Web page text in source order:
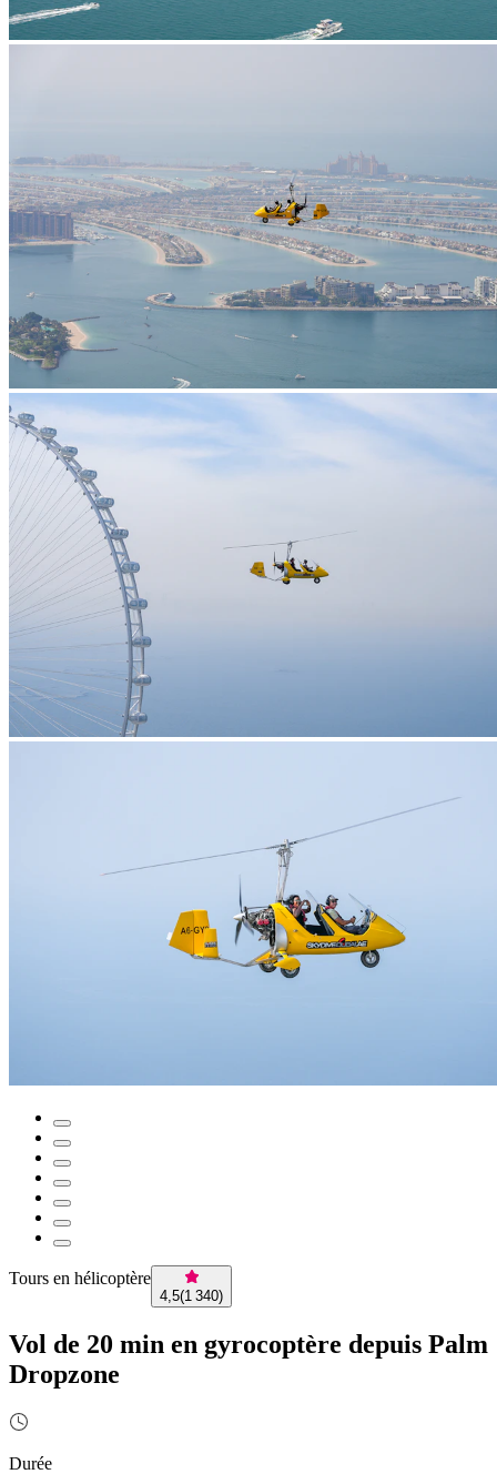
Tours en hélicoptère
4,5(1 340)
Vol de 20 min en gyrocoptère depuis Palm
Dropzone
Durée